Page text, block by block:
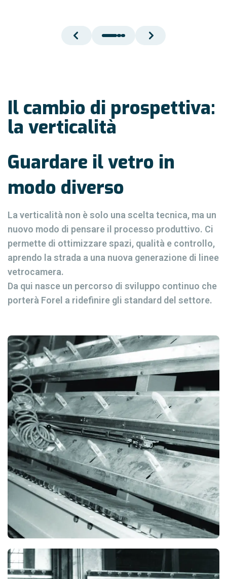
Il cambio di prospettiva:
la verticalità
Guardare il vetro in
modo diverso
La verticalità non è solo una scelta tecnica, ma un
nuovo modo di pensare il processo produttivo. Ci
permette di ottimizzare spazi, qualità e controllo,
aprendo la strada a una nuova generazione di linee
vetrocamera.
Da qui nasce un percorso di sviluppo continuo che
porterà Forel a ridefinire gli standard del settore.